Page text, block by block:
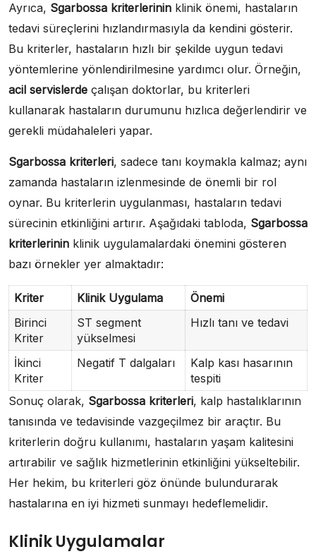
Ayrıca, Sgarbossa kriterlerinin klinik önemi, hastaların
tedavi süreçlerini hızlandırmasıyla da kendini gösterir.
Bu kriterler, hastaların hızlı bir şekilde uygun tedavi
yöntemlerine yönlendirilmesine yardımcı olur. Örneğin,
acil servislerde çalışan doktorlar, bu kriterleri
kullanarak hastaların durumunu hızlıca değerlendirir ve
gerekli müdahaleleri yapar.
Sgarbossa kriterleri, sadece tanı koymakla kalmaz; aynı
zamanda hastaların izlenmesinde de önemli bir rol
oynar. Bu kriterlerin uygulanması, hastaların tedavi
sürecinin etkinliğini artırır. Aşağıdaki tabloda, Sgarbossa
kriterlerinin klinik uygulamalardaki önemini gösteren
bazı örnekler yer almaktadır:
Kriter Klinik Uygulama
Önemi
Birinci
Kriter
ST segment
yükselmesi
Hızlı tanı ve tedavi
İkinci
Kriter
Negatif T dalgaları
Kalp kası hasarının
tespiti
Sonuç olarak, Sgarbossa kriterleri, kalp hastalıklarının
tanısında ve tedavisinde vazgeçilmez bir araçtır. Bu
kriterlerin doğru kullanımı, hastaların yaşam kalitesini
artırabilir ve sağlık hizmetlerinin etkinliğini yükseltebilir.
Her hekim, bu kriterleri göz önünde bulundurarak
hastalarına en iyi hizmeti sunmayı hedeflemelidir.
Klinik Uygulamalar